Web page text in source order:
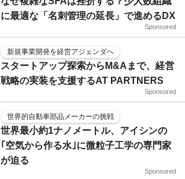
に最適な「名刺管理の延長」で進めるDX
Sponsored
新規事業開発を経営アジェンダへ
スタートアップ探索からM&Aまで、経営
戦略の実装を支援するAT PARTNERS
Sponsored
世界的自動車部品メーカーの挑戦
世界最小約1ナノメートル、アイシンの
｢空気から作る水｣に微粒子工学の専門家
が迫る
Sponsored